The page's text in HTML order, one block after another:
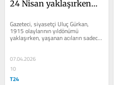
24 Nisan yaklaşırken…
Gazeteci, siyasetçi Uluç Gürkan,
1915 olaylarının yıldönümü
yaklaşırken, yaşanan acıların sadece
Ermenilerilere ait olmadığını,...
07.04.2026
10
T24